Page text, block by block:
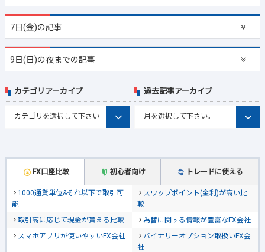
7日(金)の記事
9日(日)の夜までの記事
FX口座比較 初心者向け トレードに使える
1000通貨単位&それ以下で取引可
能
スワップポイント(金利)が高い比
較
取引高に応じて現金が貰える比較
為替に関する情報が豊富なFX会社
スマホアプリが使いやすいFX会社
バイナリーオプション取扱いFX会
社
カテゴリアーカイブ 過去記事アーカイブ